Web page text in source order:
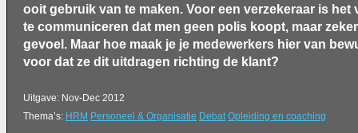
ooit gebruik van te maken. Voor een verzekeraar is het
te communiceren dat men geen polis koopt, maar
gevoel. Maar hoe maak je je medewerkers hier van
voor dat ze dit uitdragen richting de klant?
Uitgave: Nov-Dec 2012
Thema’s: HRM Personeel & Organisatie Debat Opleiding en coaching